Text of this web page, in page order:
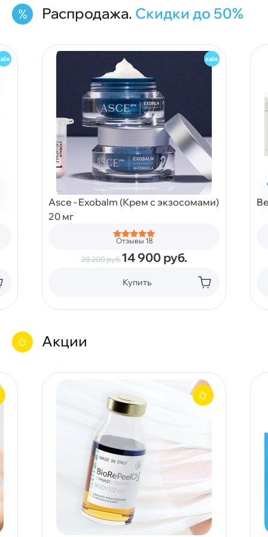
Распродажа. Скидки до 50%
Asce - Exobalm (Крем с экзосомами)
20 мг
Отзывы 18
20 200руб.14 900 руб.
Купить
Акции